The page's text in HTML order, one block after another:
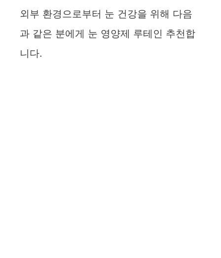
외부 환경으로부터 눈 건강을 위해 다음
과 같은 분에게 눈 영양제 루테인 추천합
니다.